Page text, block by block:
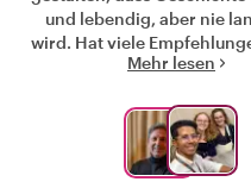
und lebendig, aber nie
wird. Hat viele
Aufenthalt und
jeder Hinsicht
Mehr lesen